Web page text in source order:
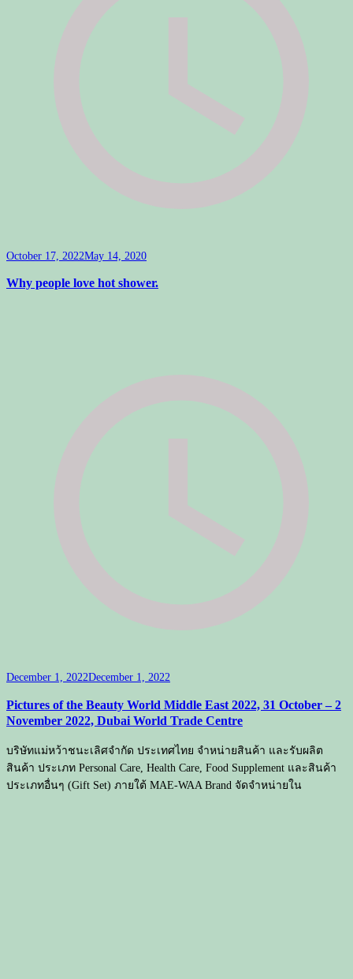
October 17, 2022May 14, 2020
Why people love hot shower.
December 1, 2022December 1, 2022
Pictures of the Beauty World Middle East 2022, 31 October – 2
November 2022, Dubai World Trade Centre
บริษัทแม่หว้าชนะเลิศจำกัด ประเทศไทย จำหน่ายสินค้า และรับผลิต
สินค้า ประเภท Personal Care, Health Care, Food Supplement และสินค้า
ประเภทอื่นๆ (Gift Set) ภายใต้ MAE-WAA Brand จัดจำหน่ายใน